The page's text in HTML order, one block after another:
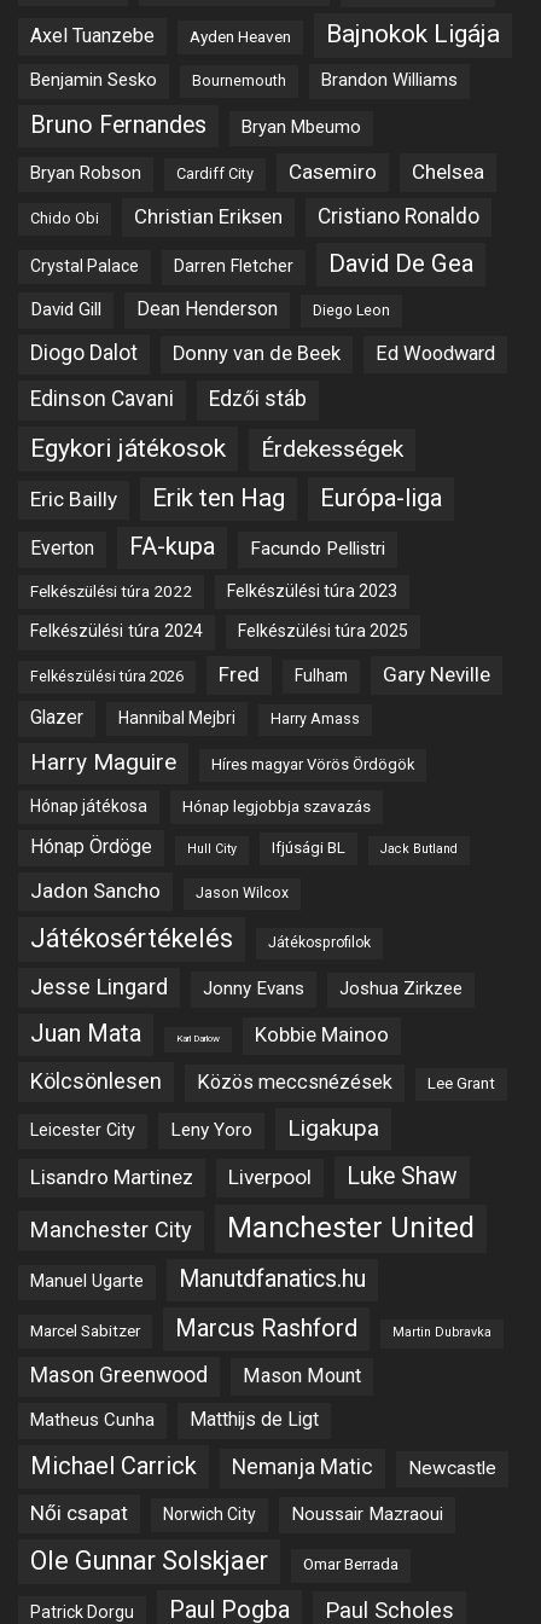
Axel Tuanzebe Ayden Heaven Bajnokok Ligája
Benjamin Sesko Bournemouth Brandon Williams
Bruno Fernandes Bryan Mbeumo
Bryan Robson Cardiff City Casemiro Chelsea
Chido Obi Christian Eriksen Cristiano Ronaldo
Crystal Palace Darren Fletcher David De Gea
David Gill Dean Henderson Diego Leon
Diogo Dalot Donny van de Beek Ed Woodward
Edinson Cavani Edzői stáb
Egykori játékosok Érdekességek
Eric Bailly Erik ten Hag Európa-liga
Everton FA-kupa Facundo Pellistri
Felkészülési túra 2022 Felkészülési túra 2023
Felkészülési túra 2024 Felkészülési túra 2025
Felkészülési túra 2026 Fred Fulham Gary Neville
Glazer Hannibal Mejbri Harry Amass
Harry Maguire Híres magyar Vörös Ördögök
Hónap játékosa Hónap legjobbja szavazás
Hónap Ördöge Hull City Ifjúsági BL Jack Butland
Jadon Sancho Jason Wilcox
Játékosértékelés Játékosprofilok
Jesse Lingard Jonny Evans Joshua Zirkzee
Juan Mata Karl Darlow Kobbie Mainoo
Kölcsönlesen Közös meccsnézések Lee Grant
Leicester City Leny Yoro Ligakupa
Lisandro Martinez Liverpool Luke Shaw
Manchester City Manchester United
Manuel Ugarte Manutdfanatics.hu
Marcel Sabitzer Marcus Rashford Martin Dubravka
Mason Greenwood Mason Mount
Matheus Cunha Matthijs de Ligt
Michael Carrick Nemanja Matic Newcastle
Női csapat Norwich City Noussair Mazraoui
Ole Gunnar Solskjaer Omar Berrada
Patrick Dorgu Paul Pogba Paul Scholes